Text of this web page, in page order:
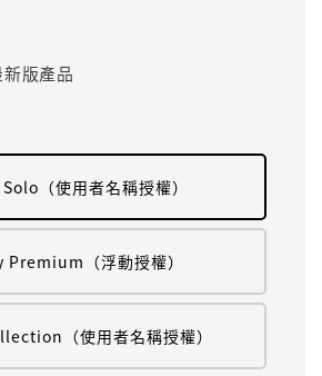
版產品
（使用者名稱授權）
Premium（浮動授權）
（使用者名稱授權）